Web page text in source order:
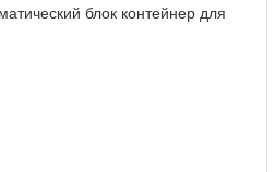
блок контейнер для